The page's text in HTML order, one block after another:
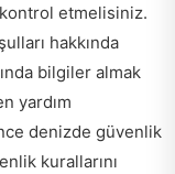
etmelisiniz.
hakkında
bilgiler almak
yardım
denizde güvenlik
kurallarını